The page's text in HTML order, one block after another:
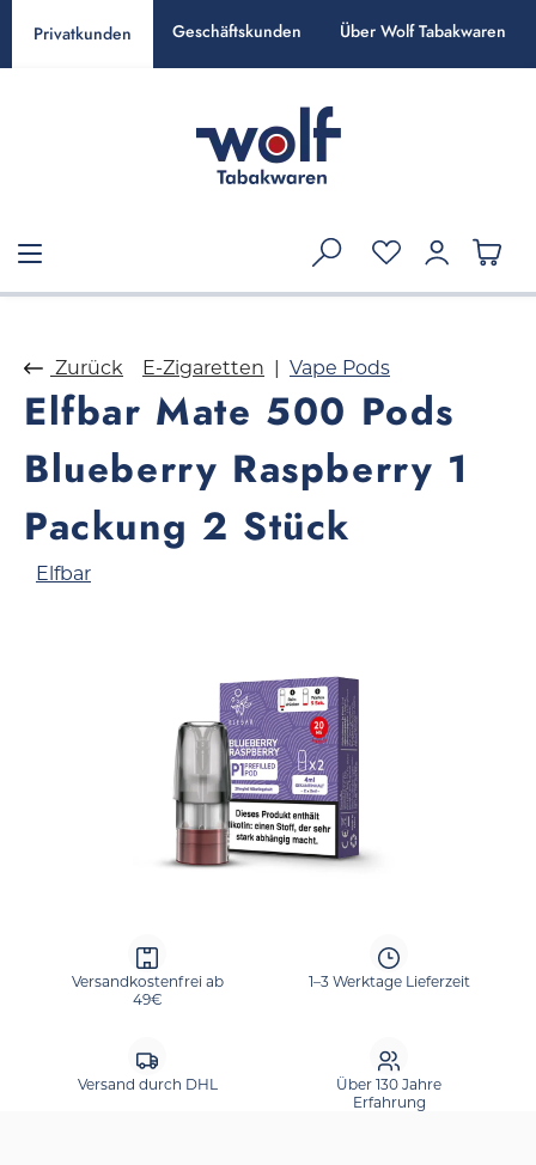
springen
Privatkunden Geschäftskunden Über Wolf Tabakwaren
Zurück E-Zigaretten Vape Pods
Elfbar Mate 500 Pods
Blueberry Raspberry 1
Packung 2 Stück
Elfbar
Versandkostenfrei ab
49€
1–3 Werktage Lieferzeit
Versand durch DHL
Über 130 Jahre
Erfahrung